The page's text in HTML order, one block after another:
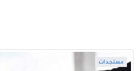
مستجدات